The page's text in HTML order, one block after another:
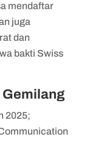
mendaftar
juga
dan
bakti Swiss
Gemilang
2025;